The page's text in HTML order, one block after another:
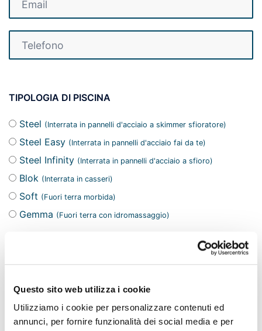
Questo sito web utilizza i cookie
Utilizziamo i cookie per personalizzare contenuti ed
annunci, per fornire funzionalità dei social media e per
TIPOLOGIA DI PISCINA
Steel (Interrata in pannelli d'acciaio a skimmer sfioratore)
Steel Easy (Interrata in pannelli d'acciaio fai da te)
Steel Infinity (Interrata in pannelli d'acciaio a sfioro)
Blok (Interrata in casseri)
Soft (Fuori terra morbida)
Gemma (Fuori terra con idromassaggio)
Rettangolare
Rettangolare con
scala romana